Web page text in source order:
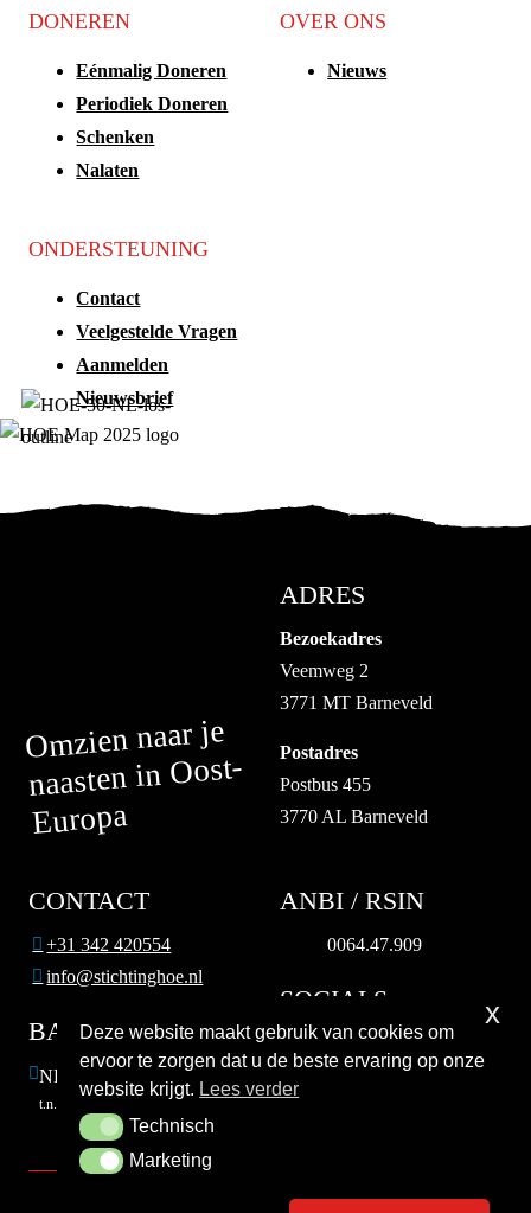
Deze website maakt gebruik van cookies om
ervoor te zorgen dat u de beste ervaring op onze
website krijgt. Lees verder
TechnischTechnisch
MarketingMarketing
x
DONEREN
Eénmalig Doneren
Periodiek Doneren
Schenken
Nalaten
OVER ONS
Nieuws
ONDERSTEUNING
Contact
Veelgestelde Vragen
Aanmelden
Nieuwsbrief
Omzien naar je
naasten in Oost-
Europa
ADRES
Bezoekadres
Veemweg 2
3771 MT Barneveld
Postadres
Postbus 455
3770 AL Barneveld
CONTACT
+31 342 420554
info@stichtinghoe.nl
BANK
NL84 INGB 0000 0088 87
t.n.v. Stichting Hulp Oost-Europa
ANBI / RSIN
0064.47.909
SOCIALS
Copyright Stichting Hulp Oost-Europa © 2026